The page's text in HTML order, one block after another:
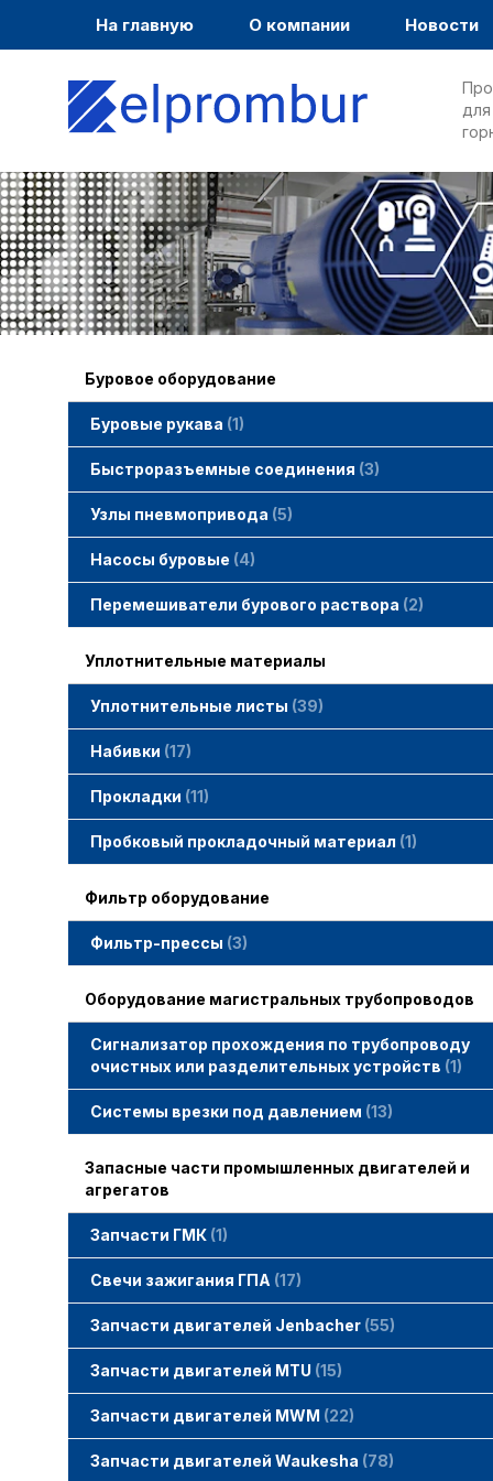
На главную О компании Новости
Буровое оборудование
Буровые рукава 1
Быстроразъемные соединения 3
Узлы пневмопривода 5
Насосы буровые 4
Перемешиватели бурового раствора 2
Уплотнительные материалы
Уплотнительные листы 39
Набивки 17
Прокладки 11
Пробковый прокладочный материал 1
Фильтр оборудование
Фильтр-прессы 3
Оборудование магистральных трубопроводов
Сигнализатор прохождения по трубопроводу
очистных или разделительных устройств 1
Системы врезки под давлением 13
Запасные части промышленных двигателей и
агрегатов
Запчасти ГМК 1
Свечи зажигания ГПА 17
Запчасти двигателей Jenbacher 55
Запчасти двигателей MTU 15
Запчасти двигателей MWM 22
Запчасти двигателей Waukesha 78